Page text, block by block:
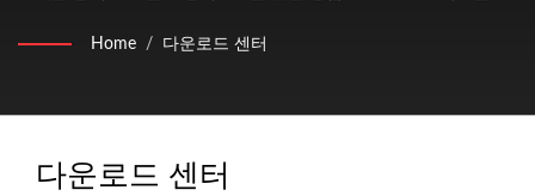
록 돕는 것입니다.
Home / 다운로드 센터
다운로드 센터